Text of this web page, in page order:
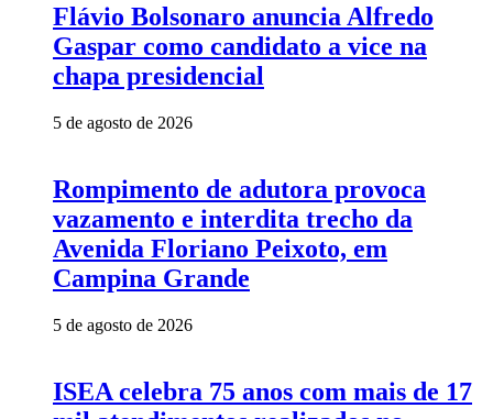
Flávio Bolsonaro anuncia Alfredo
Gaspar como candidato a vice na
chapa presidencial
5 de agosto de 2026
Rompimento de adutora provoca
vazamento e interdita trecho da
Avenida Floriano Peixoto, em
Campina Grande
5 de agosto de 2026
ISEA celebra 75 anos com mais de 17